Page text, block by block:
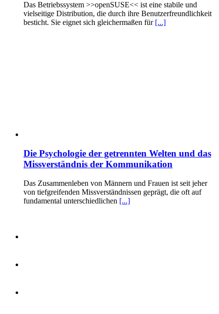
Das Betriebssystem >>openSUSE<< ist eine stabile und
vielseitige Distribution, die durch ihre Benutzerfreundlichkeit
besticht. Sie eignet sich gleichermaßen für [...]
Die Psychologie der getrennten Welten und das
Missverständnis der Kommunikation
Das Zusammenleben von Männern und Frauen ist seit jeher
von tiefgreifenden Missverständnissen geprägt, die oft auf
fundamental unterschiedlichen [...]